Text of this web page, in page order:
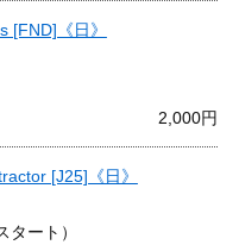
[FND]《日》
2,000円
[J25]《日》
タート）